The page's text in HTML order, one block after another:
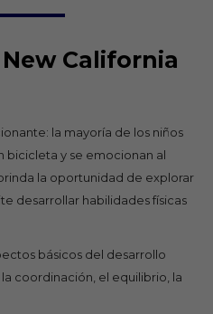
California
la mayoría de los niños
bicicleta y se emocionan al
la oportunidad de explorar
desarrollar habilidades físicas
básicos del desarrollo
coordinación, el equilibrio, la